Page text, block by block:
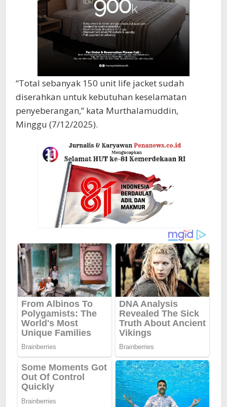
“Total sebanyak 150 unit life jacket sudah
diserahkan untuk kebutuhan keselamatan
penyeberangan,” kata Murthalamuddin,
Minggu (7/12/2025).